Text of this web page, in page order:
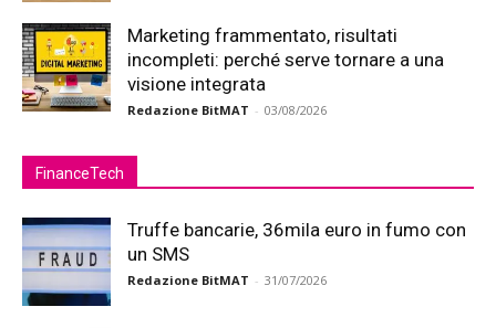
Marketing frammentato, risultati
incompleti: perché serve tornare a una
visione integrata
Redazione BitMAT - 03/08/2026
FinanceTech
Truffe bancarie, 36mila euro in fumo con
un SMS
Redazione BitMAT - 31/07/2026